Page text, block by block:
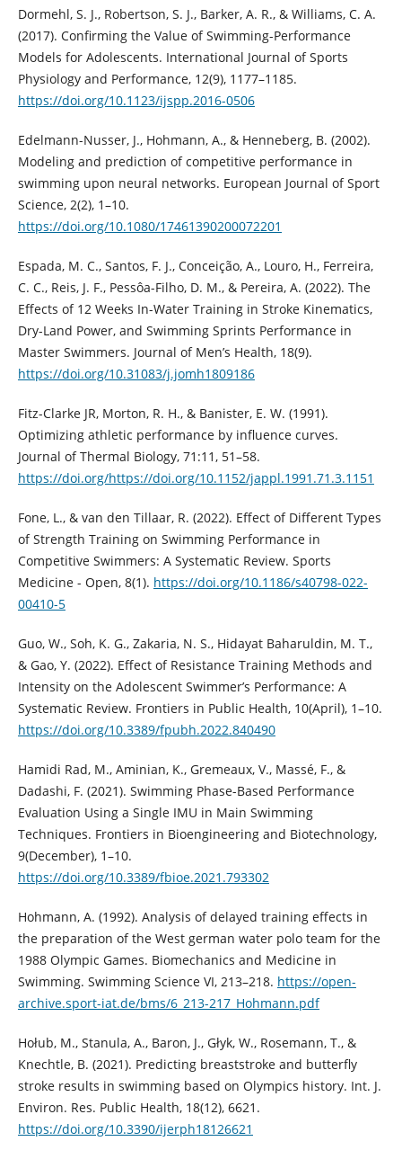
Dormehl, S. J., Robertson, S. J., Barker, A. R., & Williams, C. A.
(2017). Confirming the Value of Swimming-Performance
Models for Adolescents. International Journal of Sports
Physiology and Performance, 12(9), 1177–1185.
https://doi.org/10.1123/ijspp.2016-0506
Edelmann-Nusser, J., Hohmann, A., & Henneberg, B. (2002).
Modeling and prediction of competitive performance in
swimming upon neural networks. European Journal of Sport
Science, 2(2), 1–10.
https://doi.org/10.1080/17461390200072201
Espada, M. C., Santos, F. J., Conceição, A., Louro, H., Ferreira,
C. C., Reis, J. F., Pessôa-Filho, D. M., & Pereira, A. (2022). The
Effects of 12 Weeks In-Water Training in Stroke Kinematics,
Dry-Land Power, and Swimming Sprints Performance in
Master Swimmers. Journal of Men’s Health, 18(9).
https://doi.org/10.31083/j.jomh1809186
Fitz-Clarke JR, Morton, R. H., & Banister, E. W. (1991).
Optimizing athletic performance by influence curves.
Journal of Thermal Biology, 71:11, 51–58.
https://doi.org/https://doi.org/10.1152/jappl.1991.71.3.1151
Fone, L., & van den Tillaar, R. (2022). Effect of Different Types
of Strength Training on Swimming Performance in
Competitive Swimmers: A Systematic Review. Sports
Medicine - Open, 8(1). https://doi.org/10.1186/s40798-022-
00410-5
Guo, W., Soh, K. G., Zakaria, N. S., Hidayat Baharuldin, M. T.,
& Gao, Y. (2022). Effect of Resistance Training Methods and
Intensity on the Adolescent Swimmer’s Performance: A
Systematic Review. Frontiers in Public Health, 10(April), 1–10.
https://doi.org/10.3389/fpubh.2022.840490
Hamidi Rad, M., Aminian, K., Gremeaux, V., Massé, F., &
Dadashi, F. (2021). Swimming Phase-Based Performance
Evaluation Using a Single IMU in Main Swimming
Techniques. Frontiers in Bioengineering and Biotechnology,
9(December), 1–10.
https://doi.org/10.3389/fbioe.2021.793302
Hohmann, A. (1992). Analysis of delayed training effects in
the preparation of the West german water polo team for the
1988 Olympic Games. Biomechanics and Medicine in
Swimming. Swimming Science VI, 213–218. https://open-
archive.sport-iat.de/bms/6_213-217_Hohmann.pdf
Hołub, M., Stanula, A., Baron, J., Głyk, W., Rosemann, T., &
Knechtle, B. (2021). Predicting breaststroke and butterfly
stroke results in swimming based on Olympics history. Int. J.
Environ. Res. Public Health, 18(12), 6621.
https://doi.org/10.3390/ijerph18126621